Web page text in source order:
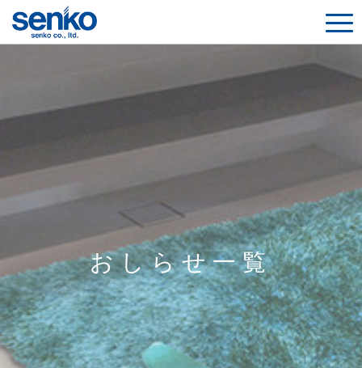
おしらせ一覧